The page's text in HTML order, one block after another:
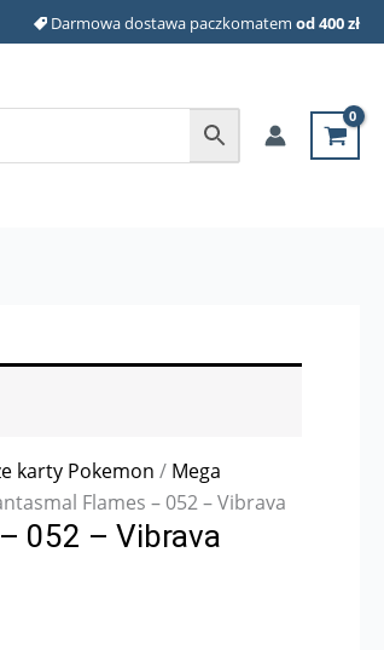
Darmowa dostawa paczkomatem od 400 zł
karty Pokemon / Mega
Flames – 052 – Vibrava
052 – Vibrava